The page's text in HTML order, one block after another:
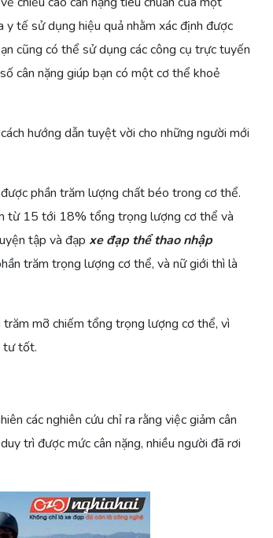
tế sử dụng hiệu quả nhằm xác định được
cũng có thể sử dụng các công cụ trực tuyến
cân nặng giúp bạn có một cơ thể khoẻ
hướng dẫn tuyệt vời cho những người mới
phần trăm lượng chất béo trong cơ thể.
từ 15 tới 18% tổng trọng lượng cơ thể và
tập và đạp xe đạp thể thao nhập
trăm trọng lượng cơ thể, và nữ giới thì là
mỡ chiếm tổng trọng lượng cơ thể, vì
tư tốt.
các nghiên cứu chỉ ra rằng việc giảm cân
trì được mức cân nặng, nhiều người đã rơi